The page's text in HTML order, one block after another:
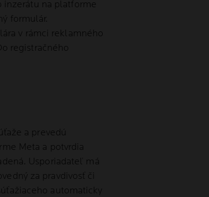
inzerátu na platforme
formulár.
v rámci reklamného
registračného
a prevedú
Meta a potvrdia
Usporiadateľ má
za pravdivosť či
automaticky